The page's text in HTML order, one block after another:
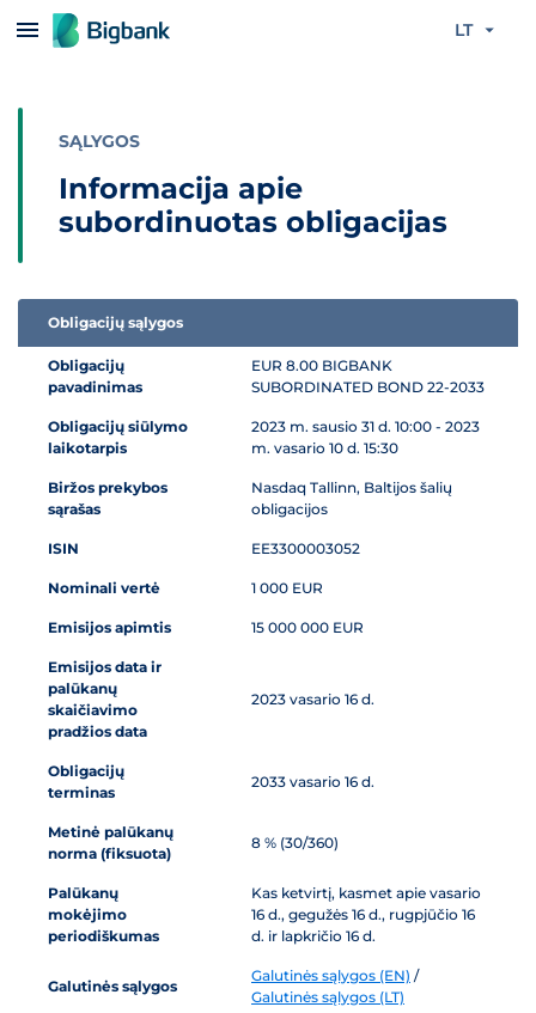
Praleisti turinį LT
SĄLYGOS
Informacija apie
subordinuotas obligacijas
Informacija apie subordinuotas obligacijas
Obligacijų sąlygos
Obligacijų
pavadinimas
EUR 8.00 BIGBANK
SUBORDINATED BOND 22-2033
Obligacijų siūlymo
laikotarpis
2023 m. sausio 31 d. 10:00 - 2023
m. vasario 10 d. 15:30
Biržos prekybos
sąrašas
Nasdaq Tallinn, Baltijos šalių
obligacijos
ISIN EE3300003052
Nominali vertė 1 000 EUR
Emisijos apimtis 15 000 000 EUR
Emisijos data ir
palūkanų
skaičiavimo
pradžios data
2023 vasario 16 d.
Obligacijų
terminas
2033 vasario 16 d.
Metinė palūkanų
norma (fiksuota)
8 % (30/360)
Palūkanų
mokėjimo
periodiškumas
Kas ketvirtį, kasmet apie vasario
16 d., gegužės 16 d., rugpjūčio 16
d. ir lapkričio 16 d.
Galutinės sąlygos
Galutinės sąlygos (EN) /
Galutinės sąlygos (LT)